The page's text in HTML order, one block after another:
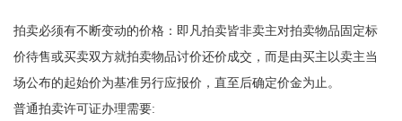
拍卖必须有不断变动的价格：即凡拍卖皆非卖主对拍卖物品固定标
价待售或买卖双方就拍卖物品讨价还价成交，而是由买主以卖主当
场公布的起始价为基准另行应报价，直至后确定价金为止。
普通拍卖许可证办理需要: